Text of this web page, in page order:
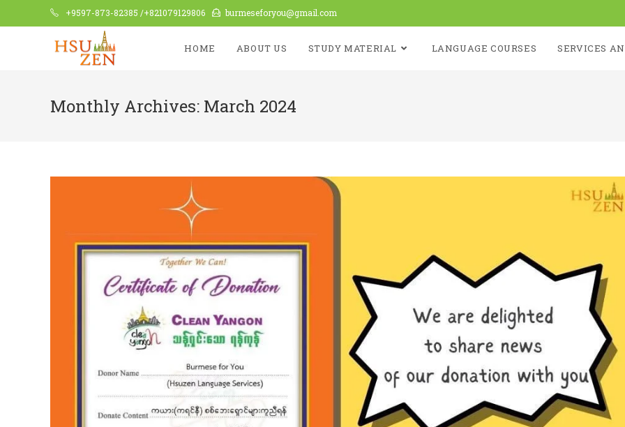
+9597-873-82385 /+821079129806 burmeseforyou@gmail.com
HOME ABOUT US STUDY MATERIAL LANGUAGE COURSES SERVICES
Monthly Archives: March 2024